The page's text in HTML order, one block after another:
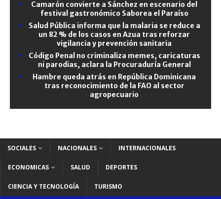
Camarón convierte a Sánchez en escenario del
festival gastronómico Saborea el Paraíso
Salud Pública informa que la malaria se reduce a
un 82 % de los casos en Azua tras reforzar
vigilancia y prevención sanitaria
Código Penal no criminaliza memes, caricaturas
ni parodias, aclara la Procuraduría General
Hambre queda atrás en República Dominicana
tras reconocimiento de la FAO al sector
agropecuario
SOCIALES NACIONALES INTERNACIONALES
ECONOMICAS SALUD DEPORTES
CIENCIA Y TECNOLOGÍA TURISMO